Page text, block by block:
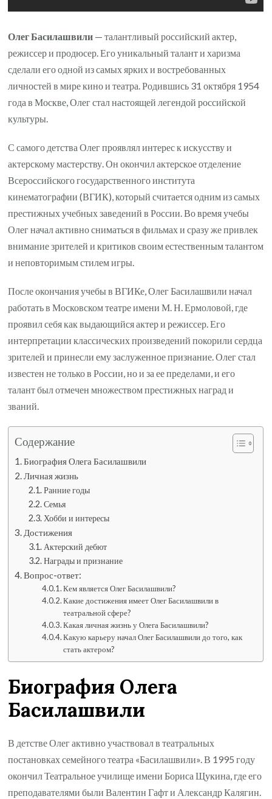
Олег Басилашвили — талантливый российский актер,
режиссер и продюсер. Его уникальный талант и харизма
сделали его одной из самых ярких и востребованных
личностей в мире кино и театра. Родившись 31 октября 1954
года в Москве, Олег стал настоящей легендой российской
культуры.
С самого детства Олег проявлял интерес к искусству и
актерскому мастерству. Он окончил актерское отделение
Всероссийского государственного института
кинематографии (ВГИК), который считается одним из самых
престижных учебных заведений в России. Во время учебы
Олег начал активно сниматься в фильмах и сразу же привлек
внимание зрителей и критиков своим естественным талантом
и неповторимым стилем игры.
После окончания учебы в ВГИКе, Олег Басилашвили начал
работать в Московском театре имени М. Н. Ермоловой, где
проявил себя как выдающийся актер и режиссер. Его
интерпретации классических произведений покорили сердца
зрителей и принесли ему заслуженное признание. Олег стал
известен не только в России, но и за ее пределами, и его
талант был отмечен множеством престижных наград и
званий.
Содержание
Биография Олега Басилашвили
Личная жизнь
Ранние годы
Семья
Хобби и интересы
Достижения
Актерский дебют
Награды и признание
Вопрос-ответ:
Кем является Олег Басилашвили?
Какие достижения имеет Олег Басилашвили в
театральной сфере?
Какая личная жизнь у Олега Басилашвили?
Какую карьеру начал Олег Басилашвили до того, как
стать актером?
Биография Олега
Басилашвили
В детстве Олег активно участвовал в театральных
постановках семейного театра «Басилашвили». В 1995 году
окончил Театральное училище имени Бориса Щукина, где его
преподавателями были Валентин Гафт и Александр Калягин.